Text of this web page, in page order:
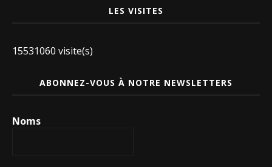
LES VISITES
15531060 visite(s)
ABONNEZ-VOUS À NOTRE NEWSLETTERS
Noms